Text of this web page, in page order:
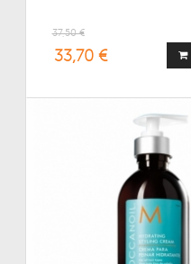
37,50 €
33,70 €